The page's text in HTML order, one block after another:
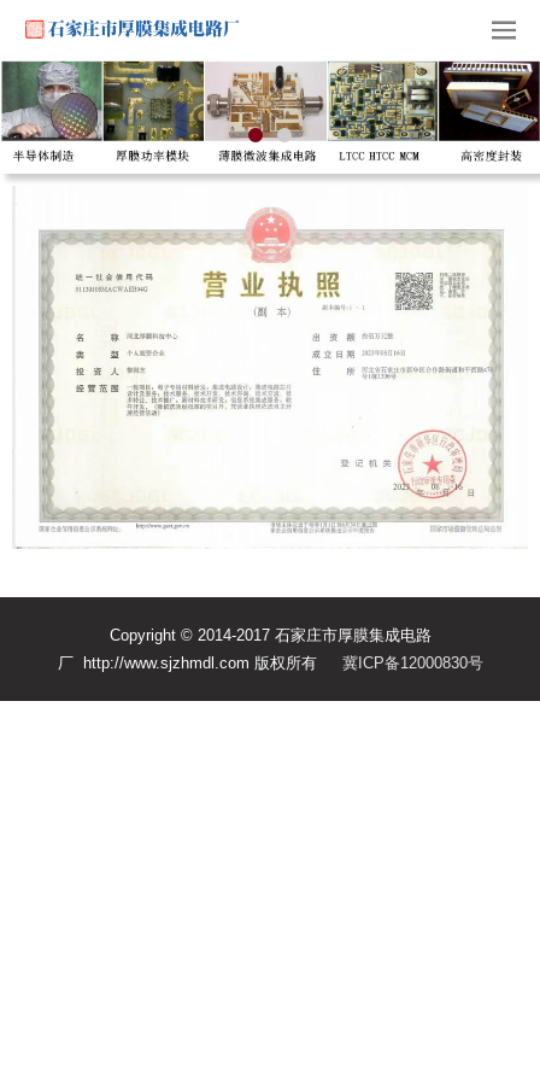
Copyright © 2014-2017 石家庄市厚膜集成电路
厂 http://www.sjzhmdl.com 版权所有 冀ICP备12000830号